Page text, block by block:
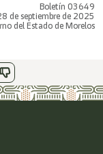
Boletín 03649
de septiembre de 2025
del Estado de Morelos